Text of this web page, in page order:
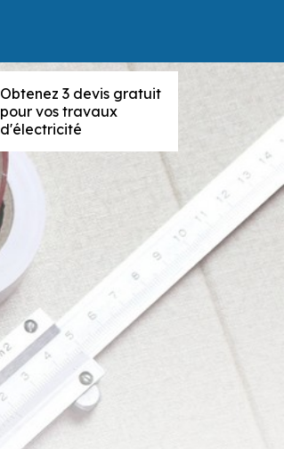
Obtenez 3 devis gratuit
pour vos travaux
d'électricité